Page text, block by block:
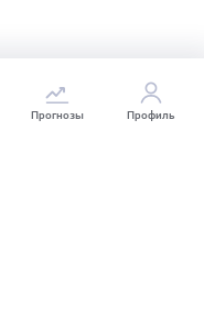
Прогнозы Профиль